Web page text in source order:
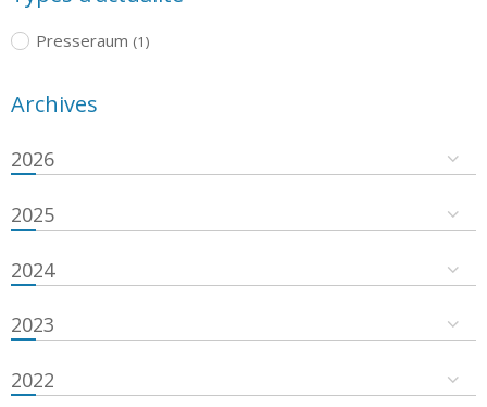
Presseraum (1)
Archives
2026
2025
2024
2023
2022